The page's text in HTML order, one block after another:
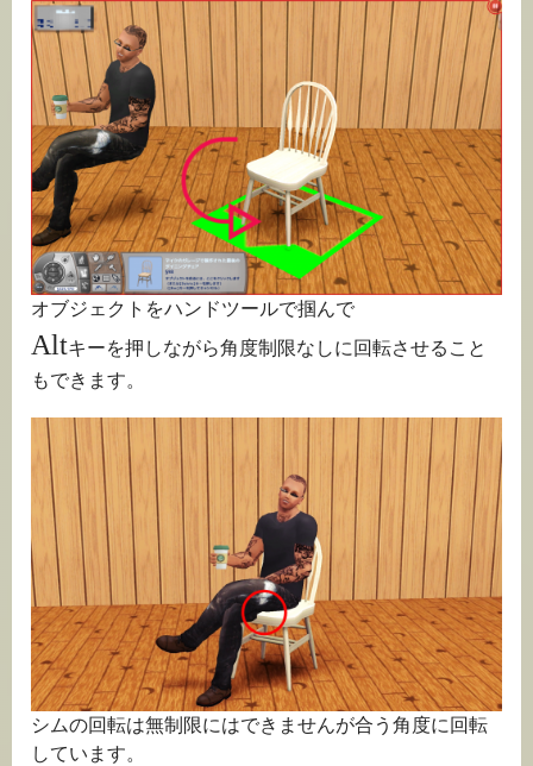
オブジェクトをハンドツールで掴んで
Altキーを押しながら角度制限なしに回転させること
もできます。
シムの回転は無制限にはできませんが合う角度に回転
しています。